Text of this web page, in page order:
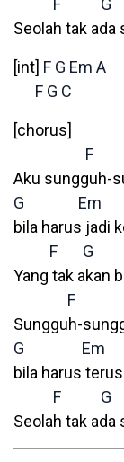
F
G
Seolah tak ada
[int] F G Em A
F G C
[chorus]
F
Aku sungguh-
G
Em
bila harus jadi
F
G
Yang tak akan
F
Sungguh-
G
Em
bila harus
F
G
Seolah tak ada